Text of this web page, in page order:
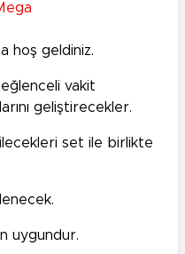
hoş geldiniz.
vakit
geliştirecekler.
set ile birlikte
uygundur.